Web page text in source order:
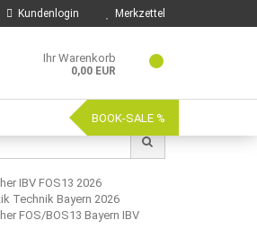
Kundenlogin Merkzettel
Ihr Warenkorb
0,00 EUR
BOOK-SALE %
IBV FOS13 2026
Technik Bayern 2026
FOS/BOS13 Bayern IBV